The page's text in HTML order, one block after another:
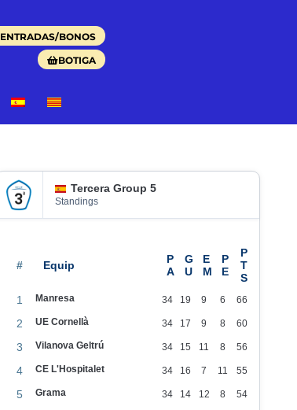
ENTRADAS/BONOS
BOTIGA
Tercera Group 5
Standings
#
1 Manresa 34 19 9 6 66
2 UE Cornellà 34 17 9 8 60
3 Vilanova Geltrú 34 15 11 8 56
4 CE L'Hospitalet 34 16 7 11 55
5 Grama 34 14 12 8 54